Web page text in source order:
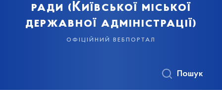
ради (Київської міської
державної адміністрації)
офіційний вебпортал
Пошук